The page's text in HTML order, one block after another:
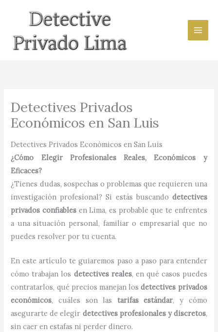
contenido
Detectives Privados
Económicos en San Luis
Detectives Privados Económicos en San Luis
¿Cómo Elegir Profesionales Reales, Económicos y
Eficaces?
¿Tienes dudas, sospechas o problemas que requieren una
investigación profesional? Si estás buscando detectives
privados confiables en Lima, es probable que te enfrentes
a una situación personal, familiar o empresarial que no
puedes resolver por tu cuenta.
En este artículo te guiaremos paso a paso para entender
cómo trabajan los detectives reales, en qué casos puedes
contratarlos, qué precios manejan losdetectives privados
económicos, cuáles son las tarifas estándar, y cómo
asegurarte de elegir detectives profesionales y discretos,
sin caer en estafas ni perder dinero.